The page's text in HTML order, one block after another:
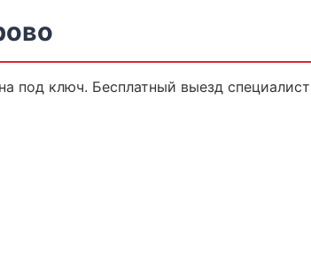
под ключ. Бесплатный выезд